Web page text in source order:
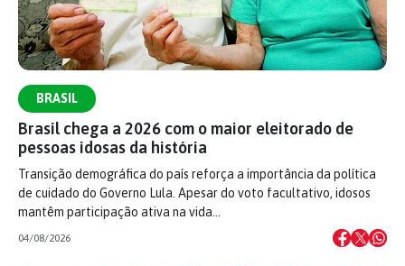
BRASIL
Brasil chega a 2026 com o maior eleitorado de
pessoas idosas da história
Transição demográfica do país reforça a importância da política
de cuidado do Governo Lula. Apesar do voto facultativo, idosos
mantêm participação ativa na vida…
04/08/2026